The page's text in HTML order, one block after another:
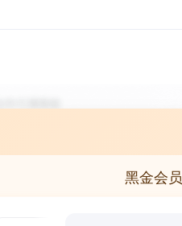
黑金会员